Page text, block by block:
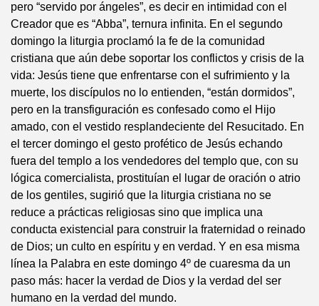
pero “servido por ángeles”, es decir en intimidad con el
Creador que es “Abba”, ternura infinita. En el segundo
domingo la liturgia proclamó la fe de la comunidad
cristiana que aún debe soportar los conflictos y crisis de la
vida: Jesús tiene que enfrentarse con el sufrimiento y la
muerte, los discípulos no lo entienden, “están dormidos”,
pero en la transfiguración es confesado como el Hijo
amado, con el vestido resplandeciente del Resucitado. En
el tercer domingo el gesto profético de Jesús echando
fuera del templo a los vendedores del templo que, con su
lógica comercialista, prostituían el lugar de oración o atrio
de los gentiles, sugirió que la liturgia cristiana no se
reduce a prácticas religiosas sino que implica una
conducta existencial para construir la fraternidad o reinado
de Dios; un culto en espíritu y en verdad. Y en esa misma
línea la Palabra en este domingo 4º de cuaresma da un
paso más: hacer la verdad de Dios y la verdad del ser
humano en la verdad del mundo.